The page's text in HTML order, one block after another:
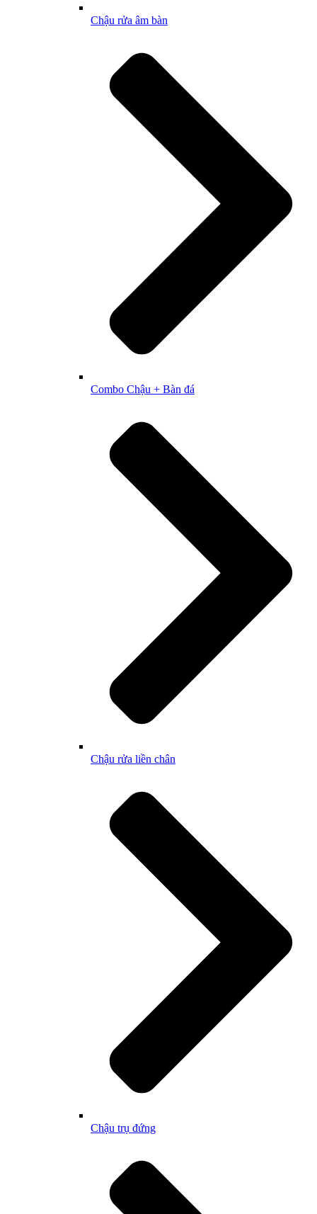
Chậu rửa âm bàn
Combo Chậu + Bàn đá
Chậu rửa liền chân
Chậu trụ đứng